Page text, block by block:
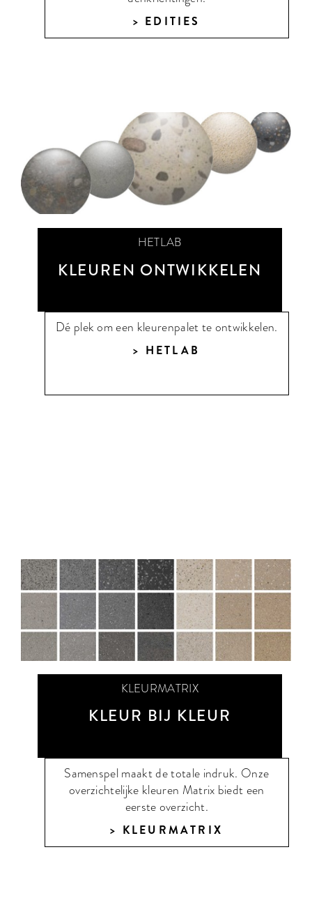
EDITIES
HETLAB
KLEUREN ONTWIKKELEN
Dé plek om een kleurenpalet te ontwikkelen.
HETLAB
KLEURMATRIX
KLEUR BIJ KLEUR
Samenspel maakt de totale indruk. Onze
overzichtelijke kleuren Matrix biedt een
eerste overzicht.
KLEURMATRIX